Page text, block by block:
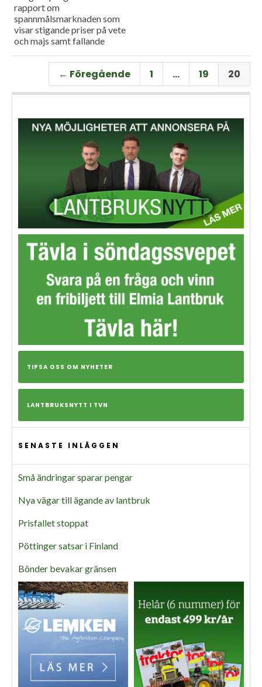
rapport om
spannmålsmarknaden som
visar stigande priser på vete
och majs samt fallande
premiär för vårt
måndagsprogram med en
längre intervju med Erik
Stjerndahl vd för HIR Skåne,
fältdagar.
← Föregående 1 … 19 20
TIPSA OSS OM NYHETER
LANTBRUKSNYTT I TVN
SENASTE INLÄGGEN
Små ändringar sparar pengar
Nya vägar till ägande av lantbruk
Prisfallet stoppat
Pöttinger satsar i Finland
Bönder bevakar gränsen